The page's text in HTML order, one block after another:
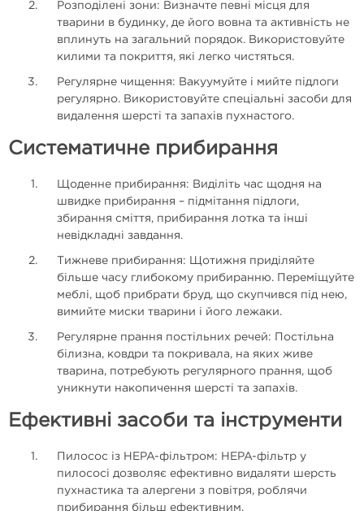
Розподілені зони: Визначте певні місця для
тварини в будинку, де його вовна та активність не
вплинуть на загальний порядок. Використовуйте
килими та покриття, які легко чистяться.
Регулярне чищення: Вакуумуйте і мийте підлоги
регулярно. Використовуйте спеціальні засоби для
видалення шерсті та запахів пухнастого.
Систематичне прибирання
Щоденне прибирання: Виділіть час щодня на
швидке прибирання – підмітання підлоги,
збирання сміття, прибирання лотка та інші
невідкладні завдання.
Тижневе прибирання: Щотижня приділяйте
більше часу глибокому прибиранню. Переміщуйте
меблі, щоб прибрати бруд, що скупчився під нею,
вимийте миски тварини і його лежаки.
Регулярне прання постільних речей: Постільна
білизна, ковдри та покривала, на яких живе
тварина, потребують регулярного прання, щоб
уникнути накопичення шерсті та запахів.
Ефективні засоби та інструменти
Пилосос із HEPA-фільтром: HEPA-фільтр у
пилососі дозволяє ефективно видаляти шерсть
пухнастика та алергени з повітря, роблячи
прибирання більш ефективним.